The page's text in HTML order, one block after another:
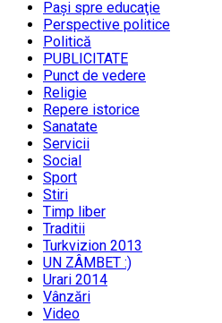
Paşi spre educaţie
Perspective politice
Politică
PUBLICITATE
Punct de vedere
Religie
Repere istorice
Sanatate
Servicii
Social
Sport
Stiri
Timp liber
Traditii
Turkvizion 2013
UN ZÂMBET :)
Urari 2014
Vânzări
Video